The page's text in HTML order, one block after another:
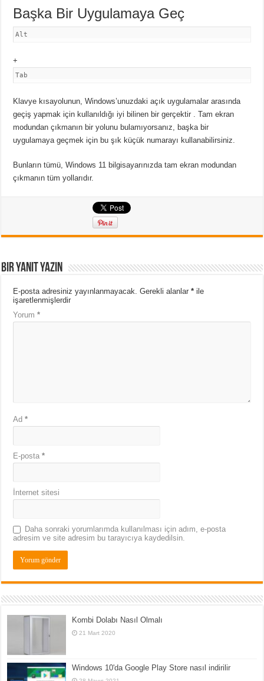
Başka Bir Uygulamaya Geç
Alt
+
Tab
Klavye kısayolunun, Windows’unuzdaki açık uygulamalar arasında
geçiş yapmak için kullanıldığıiyi bilinen bir gerçektir .Tam ekran
modundan çıkmanın bir yolunu bulamıyorsanız, başka bir
uygulamaya geçmek için bu şık küçük numarayı kullanabilirsiniz.
Bunların tümü, Windows 11 bilgisayarınızda tam ekran modundan
çıkmanın tüm yollarıdır.
Bir yanıt yazın
E-posta adresiniz yayınlanmayacak. Gerekli alanlar* ile
işaretlenmişlerdir
Yorum*
Ad*
E-posta*
İnternet sitesi
Daha sonraki yorumlarımda kullanılması için adım, e-posta
adresim ve site adresim bu tarayıcıya kaydedilsin.
Kombi Dolabı Nasıl Olmalı
21 Mart 2020
Windows 10'da Google Play Store nasıl indirilir